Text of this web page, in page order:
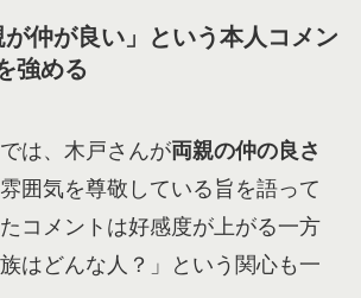
仲が良い」という本人コメン
強める
は、木戸さんが両親の仲の良さ
囲気を尊敬している旨を語って
コメントは好感度が上がる一方
はどんな人？」という関心も一